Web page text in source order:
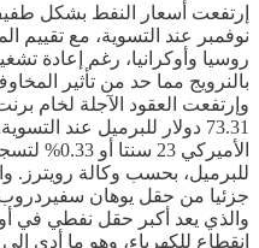
نوفمبر عند التسوية، مع تقييم
روسيا وأوكرانيا، رغم إعادة
بالنرويج مما حد من تأثير
73.31 دولار للبرميل عند
جزئيا من حقل يوهان سفيردروب
والذي يعد أكبر حقل نفطي في